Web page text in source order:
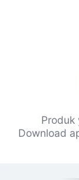
Produk
Download